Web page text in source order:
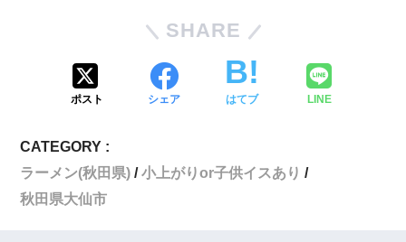
SHARE
ポスト シェア はてブ LINE
CATEGORY :
ラーメン(秋田県)
小上がりor子供イスあり
秋田県大仙市